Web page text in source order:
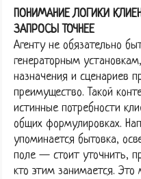
ПОНИМАНИЕ ЛОГИКИ
ЗАПРОСЫ ТОЧНЕЕ
Агенту не обязательно
генераторным
назначения и сценариев
преимущество. Такой
истинные потребности
общих формулировках.
упоминается бытовка,
поле — стоит уточнить,
кто этим занимается.